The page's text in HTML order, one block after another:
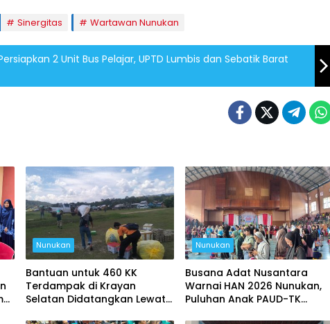
Sinergitas Wartawan Nunukan
2 Unit Bus Pelajar, UPTD Lumbis dan Sebatik Barat
Nunukan
Bantuan untuk 460 KK
Terdampak di Krayan
Selatan Didatangkan Lewat
Nunukan
Busana Adat Nusantara
Warnai HAN 2026 Nunukan,
Puluhan Anak PAUD-TK